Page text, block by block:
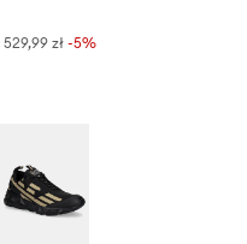
529,99 zł -5%